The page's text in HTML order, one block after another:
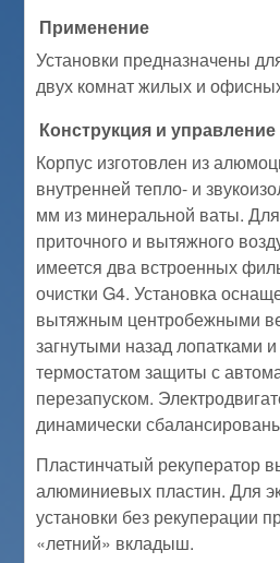
Применение
Установки предназначены
двух комнат жилых и
Конструкция и управление
Корпус изготовлен из
внутренней тепло- и
мм из минеральной ваты.
приточного и вытяжного
имеется два встроенных
очистки G4. Установка
вытяжным центробежными
загнутыми назад лопатками
термостатом защиты с
перезапуском.
динамически
Пластинчатый рекуператор
алюминиевых пластин. Для
установки без рекуперации
«летний» вкладыш.